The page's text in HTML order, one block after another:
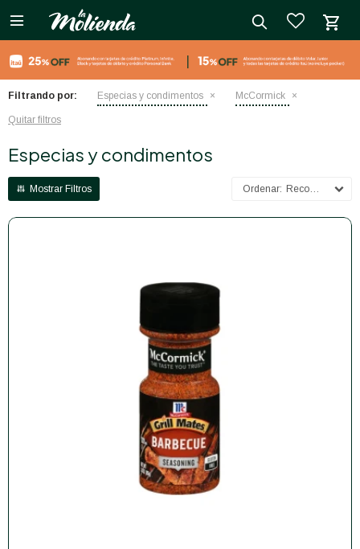

Filtrando por: Especias y condimentos McCormick
Quitar filtros
Especias y condimentos
Recomendados